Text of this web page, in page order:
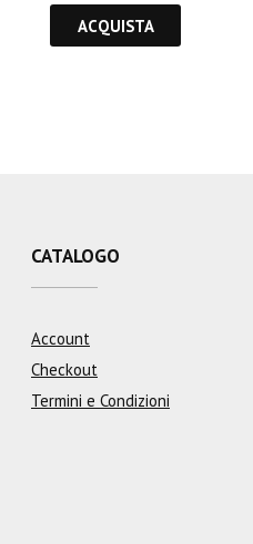
ACQUISTA
CATALOGO
Account
Checkout
Termini e Condizioni